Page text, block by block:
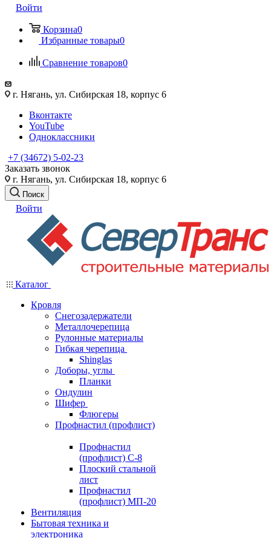
Войти
Корзина0
Избранные товары0
Сравнение товаров0
г. Нягань, ул. Сибирская 18, корпус 6
Вконтакте
YouTube
Одноклассники
+7 (34672) 5-02-23
Заказать звонок
г. Нягань, ул. Сибирская 18, корпус 6
Поиск
Войти
Каталог
Кровля
Снегозадержатели
Металлочерепица
Рулонные материалы
Гибкая черепица
Shinglas
Доборы, углы
Планки
Ондулин
Шифер
Флюгеры
Профнастил (профлист)
Профнастил
(профлист) С-8
Плоский стальной
лист
Профнастил
(профлист) МП-20
Вентиляция
Бытовая техника и
электроника